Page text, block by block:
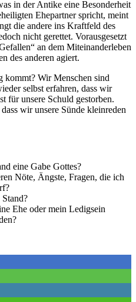
in der Antike eine Besonderheit
Ehepartner spricht, meint
die andere ins Kraftfeld des
nicht gerettet. Vorausgesetzt
an dem Miteinanderleben
des anderen agiert.
kommt? Wir Menschen sind
selbst erfahren, dass wir
für unsere Schuld gestorben.
wir unsere Sünde kleinreden
eine Gabe Gottes?
Nöte, Ängste, Fragen, die ich
Ehe oder mein Ledigsein